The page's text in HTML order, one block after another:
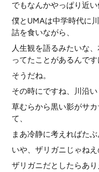
でもなんかやっぱり近い
僕とUMAは中学時代に
詰を食いながら、
人生観を語るみたいな
ってたことがあるんです
そうだね。
その時にですね、川沿
草むらから黒い影がサ
て、
まあ冷静に考えればた
いや、ザリガニじゃねえ
ザリガニだとしたらあ